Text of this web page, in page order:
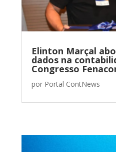
Elinton Marçal
dados na
Congresso
por Portal ContNews